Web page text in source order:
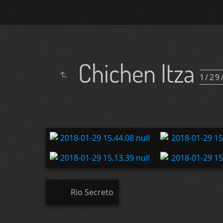
Chichen Itza 1/
Rio Secreto